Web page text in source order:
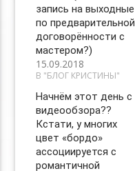
запись на выходные
по предварительной
договорённости с
мастером?)
15.09.2018
В "БЛОГ КРИСТИНЫ"
Начнём этот день с
видеообзора??
Кстати, у многих
цвет «бордо»
ассоциируется с
романтичной